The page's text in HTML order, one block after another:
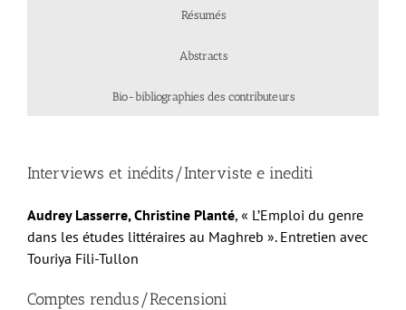
Résumés
Abstracts
Bio-bibliographies des contributeurs
Interviews et inédits/Interviste e inediti
Audrey Lasserre, Christine Planté, « L’Emploi du genre
dans les études littéraires au Maghreb ». Entretien avec
Touriya Fili-Tullon
Comptes rendus/Recensioni